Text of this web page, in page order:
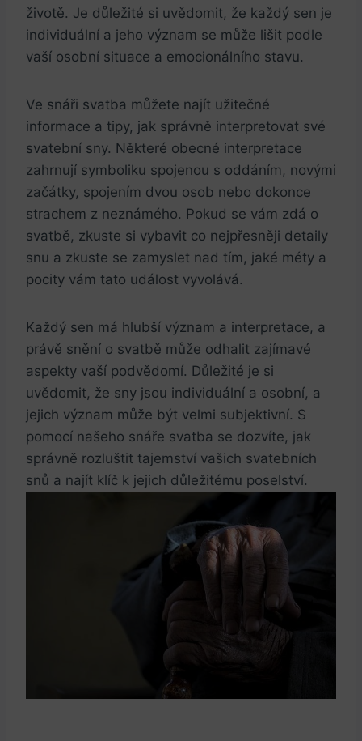
životě. Je důležité si ​uvědomit, že každý sen je
individuální a⁤ jeho význam⁤ se může ‌lišit podle
vaší osobní situace a emocionálního stavu.
Ve snáři ⁢svatba⁤ můžete⁢ najít užitečné
informace a tipy, jak ⁤správně interpretovat své
svatební sny. Některé obecné ‌interpretace
zahrnují symboliku spojenou s oddáním, novými
​začátky, ⁣spojením dvou‌ osob nebo dokonce
strachem z neznámého. Pokud ‌se vám​ zdá o
svatbě, zkuste​ si vybavit ⁤co nejpřesněji detaily
snu a ⁢zkuste se zamyslet nad tím, jaké méty a
pocity vám tato​ událost vyvolává.
Každý sen má⁣ hlubší význam a​ interpretace, a
právě snění⁤ o svatbě může odhalit zajímavé ​
aspekty vaší podvědomí. Důležité je si
uvědomit, že sny jsou individuální a osobní, a
jejich význam může být ‍velmi subjektivní. S
pomocí našeho snáře svatba se dozvíte, jak
správně rozluštit tajemství vašich svatebních
snů a najít klíč k jejich důležitému poselství.